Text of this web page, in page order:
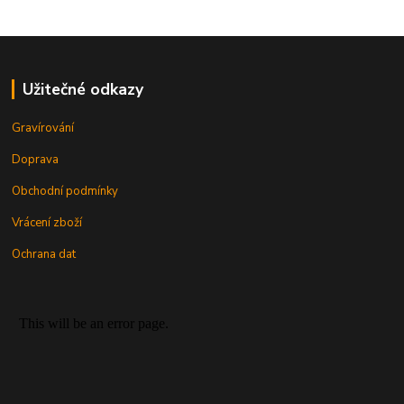
Užitečné odkazy
Gravírování
Doprava
Obchodní podmínky
Vrácení zboží
Ochrana dat